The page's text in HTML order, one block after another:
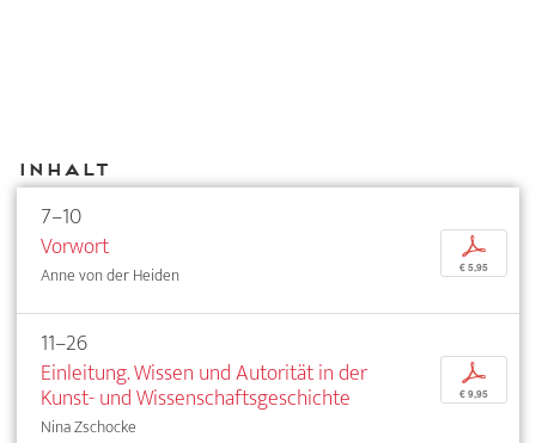
Inhalt
7–10
Vorwort
Anne von der Heiden
p
€ 5,95
11–26
Einleitung. Wissen und Autorität in der
Kunst- und Wissenschaftsgeschichte
Nina Zschocke
p
€ 9,95